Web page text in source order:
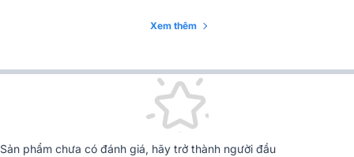
Xem thêm
Sản phẩm chưa có đánh giá, hãy trở thành người đầu